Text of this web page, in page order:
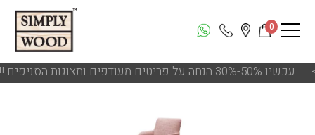
0
!!! עכשיו 50%-30% הנחה על פריטים מעודפים ותצוגות הסניפים